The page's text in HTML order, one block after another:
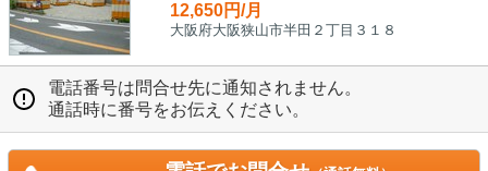
12,650円/月
大阪府大阪狭山市半田２丁目３１８
電話番号は問合せ先に通知されません。
通話時に番号をお伝えください。